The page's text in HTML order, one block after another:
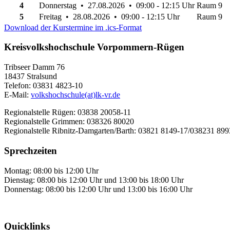
4 Donnerstag • 27.08.2026 • 09:00 - 12:15 Uhr Raum 9
5
Freitag • 28.08.2026 • 09:00 - 12:15 Uhr
Raum 9
Download der Kurstermine im .ics-Format
Kreisvolkshochschule Vorpommern-Rügen
Tribseer Damm 76
18437 Stralsund
Telefon: 03831 4823-10
E-Mail: volkshochschule(at)lk-vr.de
Regionalstelle Rügen: 03838 20058-11
Regionalstelle Grimmen: 038326 80020
Regionalstelle Ribnitz-Damgarten/Barth: 03821 8149-17/038231
Sprechzeiten
Montag: 08:00 bis 12:00 Uhr
Dienstag: 08:00 bis 12:00 Uhr und 13:00 bis 18:00 Uhr
Donnerstag: 08:00 bis 12:00 Uhr und 13:00 bis 16:00 Uhr
Quicklinks